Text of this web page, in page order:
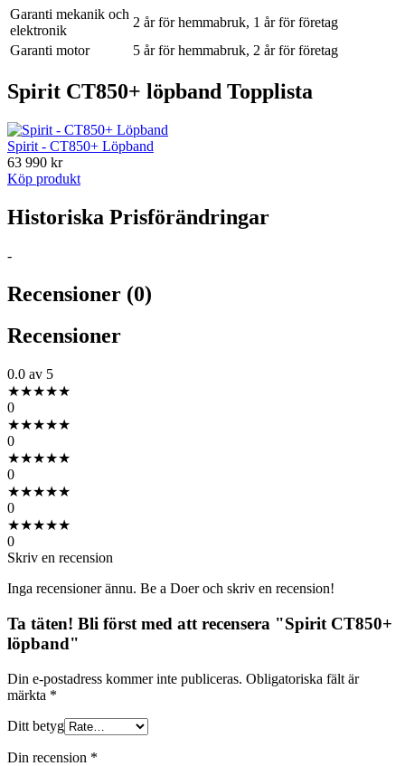
Garanti mekanik och
elektronik
2 år för hemmabruk, 1 år för företag
Garanti motor
5 år för hemmabruk, 2 år för företag
Spirit CT850+ löpband Topplista
Spirit - CT850+ Löpband
63 990 kr
Köp produkt
Historiska Prisförändringar
-
Recensioner (0)
Recensioner
0.0 av 5
★★★★★
0
★★★★★
0
★★★★★
0
★★★★★
0
★★★★★
0
Skriv en recension
Inga recensioner ännu. Be a Doer och skriv en recension!
Ta täten! Bli först med att recensera "Spirit CT850+
löpband"
Din e-postadress kommer inte publiceras. Obligatoriska fält är
märkta *
Ditt betyg
Din recension *